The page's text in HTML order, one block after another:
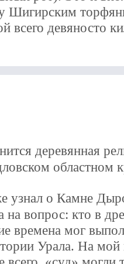
Шигирским
всего девяносто
деревянная
областном
узнал о Камне
на вопрос: кто в
времена мог
Урала. На мой